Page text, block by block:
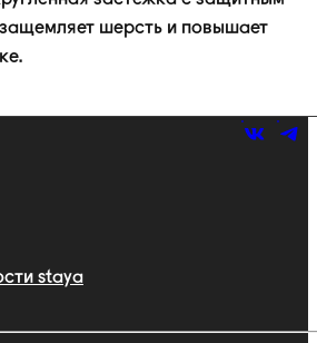
шерсть и повышает
staya